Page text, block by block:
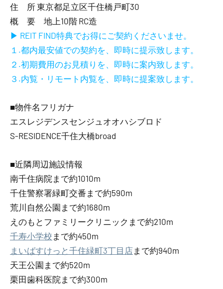
住 所 東京都足立区千住橋戸町30
概 要 地上10階 RC造
▶ REIT FIND特典でお得にご契約くださいませ。
１.都内最安値での契約を、即時に提示致します。
２.初期費用のお見積りを、即時に案内致します。
３.内覧・リモート内覧を、即時に提案致します。
■物件名フリガナ
エスレジデンスセンジュオオハシブロド
S-RESIDENCE千住大橋broad
■近隣周辺施設情報
南千住病院まで約1010m
千住警察署緑町交番まで約590m
荒川自然公園まで約1680m
えのもとファミリークリニックまで約210m
千寿小学校 まで約450m
まいばすけっと千住緑町3丁目店まで約940m
天王公園まで約520m
栗田歯科医院まで約300m